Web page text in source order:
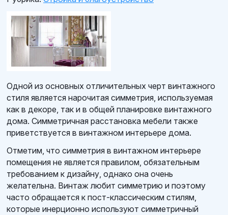
Одной из основных отличительных черт винтажного
стиля является нарочитая симметрия, используемая
как в декоре, так и в общей планировке винтажного
дома. Симметричная расстановка мебели также
приветствуется в винтажном интерьере дома.
Отметим, что симметрия в винтажном интерьере
помещения не является правилом, обязательным
требованием к дизайну, однако она очень
желательна. Винтаж любит симметрию и поэтому
часто обращается к пост-классическим стилям,
которые инерционно используют симметричный